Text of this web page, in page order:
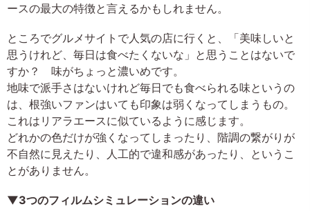
ースの最大の特徴と言えるかもしれません。
ところでグルメサイトで人気の店に行くと、「美味しいと
思うけれど、毎日は食べたくないな」と思うことはないで
すか？ 味がちょっと濃いめです。
地味で派手さはないけれど毎日でも食べられる味というの
は、根強いファンはいても印象は弱くなってしまうもの。
これはリアラエースに似ているように感じます。
どれかの色だけが強くなってしまったり、階調の繋がりが
不自然に見えたり、人工的で違和感があったり、というこ
とがありません。
▼3つのフィルムシミュレーションの違い